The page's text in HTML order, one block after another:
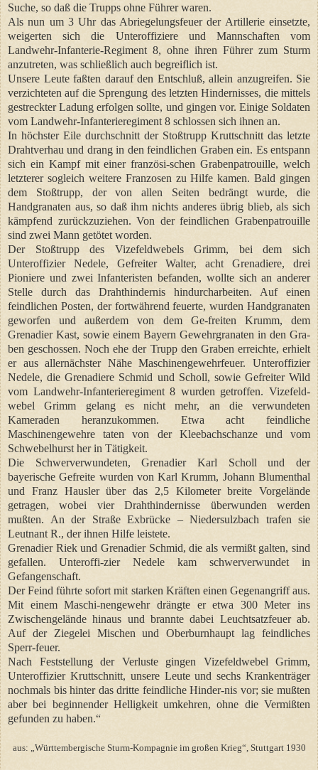
Suche, so daß die Trupps ohne Führer waren.
Als nun um 3 Uhr das Abriegelungsfeuer der Artillerie einsetzte,
weigerten sich die Unteroffiziere und Mannschaften vom
Landwehr-Infanterie-Regiment 8, ohne ihren Führer zum Sturm
anzutreten, was schließlich auch begreiflich ist.
Unsere Leute faßten darauf den Entschluß, allein anzugreifen. Sie
verzichteten auf die Sprengung des letzten Hindernisses, die mittels
gestreckter Ladung erfolgen sollte, und gingen vor. Einige Soldaten
vom Landwehr-Infanterieregiment 8 schlossen sich ihnen an.
In höchster Eile durchschnitt der Stoßtrupp Kruttschnitt das letzte
Drahtverhau und drang in den feindlichen Graben ein. Es entspann
sich ein Kampf mit einer französi-schen Grabenpatrouille, welch
letzterer sogleich weitere Franzosen zu Hilfe kamen. Bald gingen
dem Stoßtrupp, der von allen Seiten bedrängt wurde, die
Handgranaten aus, so daß ihm nichts anderes übrig blieb, als sich
kämpfend zurückzuziehen. Von der feindlichen Grabenpatrouille
sind zwei Mann getötet worden.
Der Stoßtrupp des Vizefeldwebels Grimm, bei dem sich
Unteroffizier Nedele, Gefreiter Walter, acht Grenadiere, drei
Pioniere und zwei Infanteristen befanden, wollte sich an anderer
Stelle durch das Drahthindernis hindurcharbeiten. Auf einen
feindlichen Posten, der fortwährend feuerte, wurden Handgranaten
geworfen und außerdem von dem Ge-freiten Krumm, dem
Grenadier Kast, sowie einem Bayern Gewehrgranaten in den Gra-
ben geschossen. Noch ehe der Trupp den Graben erreichte, erhielt
er aus allernächster Nähe Maschinengewehrfeuer. Unteroffizier
Nedele, die Grenadiere Schmid und Scholl, sowie Gefreiter Wild
vom Landwehr-Infanterieregiment 8 wurden getroffen. Vizefeld-
webel Grimm gelang es nicht mehr, an die verwundeten
Kameraden heranzukommen. Etwa acht feindliche
Maschinengewehre taten von der Kleebachschanze und vom
Schwebelhurst her in Tätigkeit.
Die Schwerverwundeten, Grenadier Karl Scholl und der
bayerische Gefreite wurden von Karl Krumm, Johann Blumenthal
und Franz Hausler über das 2,5 Kilometer breite Vorgelände
getragen, wobei vier Drahthindernisse überwunden werden
mußten. An der Straße Exbrücke – Niedersulzbach trafen sie
Leutnant R., der ihnen Hilfe leistete.
Grenadier Riek und Grenadier Schmid, die als vermißt galten, sind
gefallen. Unteroffi-zier Nedele kam schwerverwundet in
Gefangenschaft.
Der Feind führte sofort mit starken Kräften einen Gegenangriff aus.
Mit einem Maschi-nengewehr drängte er etwa 300 Meter ins
Zwischengelände hinaus und brannte dabei Leuchtsatzfeuer ab.
Auf der Ziegelei Mischen und Oberburnhaupt lag feindliches
Sperr-feuer.
Nach Feststellung der Verluste gingen Vizefeldwebel Grimm,
Unteroffizier Kruttschnitt, unsere Leute und sechs Krankenträger
nochmals bis hinter das dritte feindliche Hinder-nis vor; sie mußten
aber bei beginnender Helligkeit umkehren, ohne die Vermißten
gefunden zu haben.“
aus: „Württembergische Sturm-Kompagnie im großen Krieg“, Stuttgart 1930